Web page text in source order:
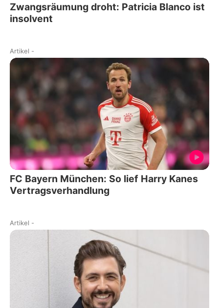
Zwangsräumung droht: Patricia Blanco ist
insolvent
Artikel -
FC Bayern München: So lief Harry Kanes
Vertragsverhandlung
Artikel -